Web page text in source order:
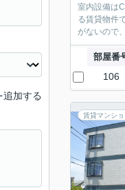
室内設備は
る賃貸物件
がないので
部屋番
106
賃貸マンショ
追加する